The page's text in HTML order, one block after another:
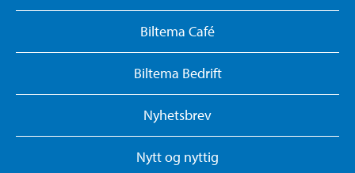
Biltema Café
Biltema Bedrift
Nyhetsbrev
Nytt og nyttig